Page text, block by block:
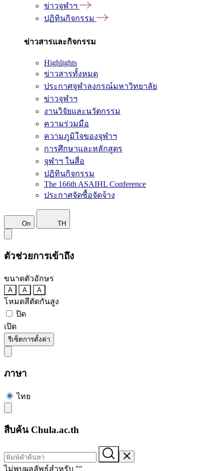
ข่าวจุฬาฯ
ปฏิทินกิจกรรม
ข่าวสารและกิจกรรม
Highlights
ข่าวสารทั้งหมด
ประกาศจุฬาลงกรณ์มหาวิทยาลัย
ข่าวจุฬาฯ
งานวิจัยและนวัตกรรม
ความร่วมมือ
ความภูมิใจของจุฬาฯ
การศึกษาและหลักสูตร
จุฬาฯ ในสื่อ
ปฏิทินกิจกรรม
The 166th ASAIHL Conference
ประกาศจัดซื้อจัดจ้าง
On TH
ตัวช่วยการเข้าถึง
ขนาดตัวอักษร
A A A
โหมดสีตัดกันสูง
ปิด
เปิด
รีเซ็ตการตั้งค่า
ภาษา
ไทย
สืบค้น Chula.ac.th
ไม่พบผลลัพธ์สำหรับ ""